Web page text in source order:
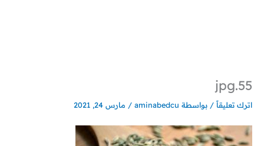
55.jpg
اترك تعليقاً / بواسطة aminabedcu
/ مارس 24, 2021